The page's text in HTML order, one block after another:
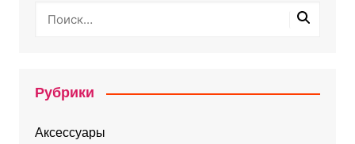
Рубрики
Аксессуары